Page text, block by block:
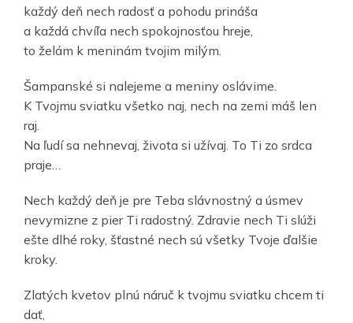
každý deň nech radosť a pohodu prináša
a každá chvíľa nech spokojnosťou hreje,
to želám k meninám tvojim milým.
Šampanské si nalejeme a meniny oslávime.
K Tvojmu sviatku všetko naj, nech na zemi máš len
raj.
Na ľudí sa nehnevaj, života si užívaj. To Ti zo srdca
praje…
Nech každý deň je pre Teba slávnostný a úsmev
nevymizne z pier Ti radostný. Zdravie nech Ti slúži
ešte dlhé roky, šťastné nech sú všetky Tvoje ďalšie
kroky.
Zlatých kvetov plnú náruč k tvojmu sviatku chcem ti
dať,